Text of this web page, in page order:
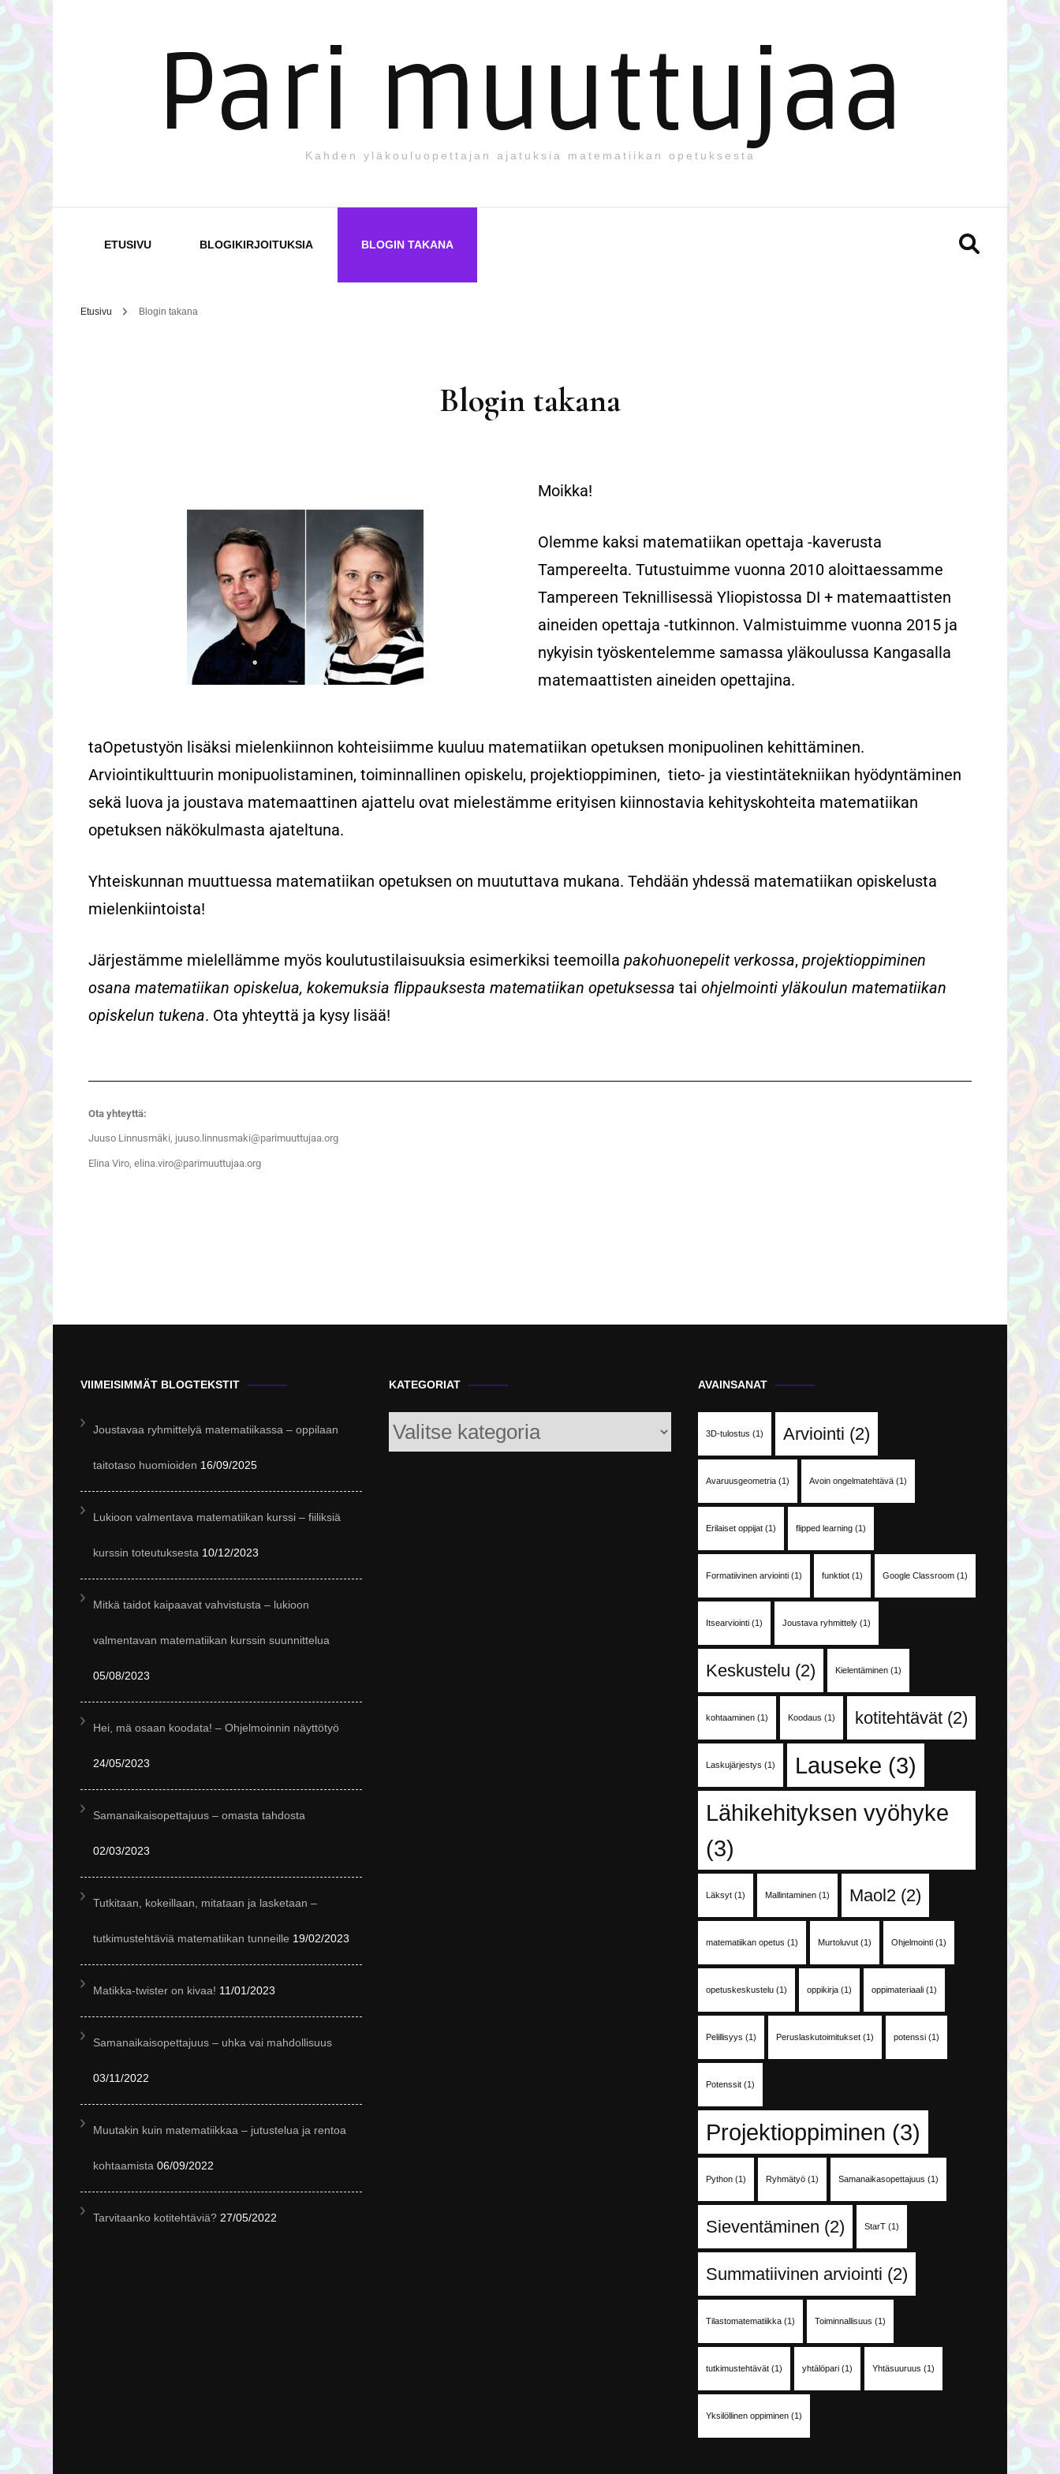
Pari muuttujaa
Kahden yläkouluopettajan ajatuksia matematiikan opetuksesta
ETUSIVU BLOGIKIRJOITUKSIA BLOGIN TAKANA
Etusivu Blogin takana
Blogin takana
Moikka!
Olemme kaksi matematiikan opettaja -kaverusta
Tampereelta. Tutustuimme vuonna 2010 aloittaessamme
Tampereen Teknillisessä Yliopistossa DI + matemaattisten
aineiden opettaja -tutkinnon. Valmistuimme vuonna 2015 ja
nykyisin työskentelemme samassa yläkoulussa Kangasalla
matemaattisten aineiden opettajina.
taOpetustyön lisäksi mielenkiinnon kohteisiimme kuuluu matematiikan opetuksen monipuolinen kehittäminen.
Arviointikulttuurin monipuolistaminen, toiminnallinen opiskelu, projektioppiminen, tieto- ja viestintätekniikan hyödyntäminen
sekä luova ja joustava matemaattinen ajattelu ovat mielestämme erityisen kiinnostavia kehityskohteita matematiikan
opetuksen näkökulmasta ajateltuna.
Yhteiskunnan muuttuessa matematiikan opetuksen on muututtava mukana. Tehdään yhdessä matematiikan opiskelusta
mielenkiintoista!
Järjestämme mielellämme myös koulutustilaisuuksia esimerkiksi teemoilla pakohuonepelit verkossa, projektioppiminen
osana matematiikan opiskelua, kokemuksia flippauksesta matematiikan opetuksessa tai ohjelmointi yläkoulun matematiikan
opiskelun tukena. Ota yhteyttä ja kysy lisää!
Ota yhteyttä:
Juuso Linnusmäki, juuso.linnusmaki@parimuuttujaa.org
Elina Viro, elina.viro@parimuuttujaa.org
VIIMEISIMMÄT BLOGTEKSTIT
Joustavaa ryhmittelyä matematiikassa – oppilaan
taitotaso huomioiden 16/09/2025
Lukioon valmentava matematiikan kurssi – fiiliksiä
kurssin toteutuksesta 10/12/2023
Mitkä taidot kaipaavat vahvistusta – lukioon
valmentavan matematiikan kurssin suunnittelua
05/08/2023
Hei, mä osaan koodata! – Ohjelmoinnin näyttötyö
24/05/2023
Samanaikaisopettajuus – omasta tahdosta
02/03/2023
Tutkitaan, kokeillaan, mitataan ja lasketaan –
tutkimustehtäviä matematiikan tunneille 19/02/2023
Matikka-twister on kivaa! 11/01/2023
Samanaikaisopettajuus – uhka vai mahdollisuus
03/11/2022
Muutakin kuin matematiikkaa – jutustelua ja rentoa
kohtaamista 06/09/2022
Tarvitaanko kotitehtäviä? 27/05/2022
KATEGORIAT AVAINSANAT
3D-tulostus (1) Arviointi (2)
Avaruusgeometria(1) Avoin ongelmatehtävä(1)
Erilaiset oppijat(1) flipped learning(1)
Formatiivinen arviointi(1) funktiot(1) Google Classroom(1)
Itsearviointi(1) Joustava ryhmittely(1)
Keskustelu (2) Kielentäminen(1)
kohtaaminen(1) Koodaus (1) kotitehtävät(2)
Laskujärjestys (1) Lauseke (3)
Lähikehityksen vyöhyke
(3)
Läksyt(1) Mallintaminen(1) Maol2(2)
matematiikan opetus (1) Murtoluvut(1) Ohjelmointi(1)
opetuskeskustelu(1) oppikirja(1) oppimateriaali(1)
Pelillisyys (1) Peruslaskutoimitukset(1) potenssi(1)
Potenssit(1)
Projektioppiminen (3)
Python(1) Ryhmätyö(1) Samanaikasopettajuus (1)
Sieventäminen (2) StarT(1)
Summatiivinen arviointi (2)
Tilastomatematiikka(1) Toiminnallisuus (1)
tutkimustehtävät(1) yhtälöpari(1) Yhtäsuuruus (1)
Yksilöllinen oppiminen(1)